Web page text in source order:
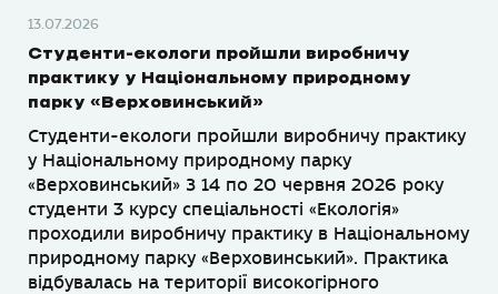
13.07.2026
Студенти-екологи пройшли виробничу
практику у Національному природному
парку «Верховинський»
Студенти-екологи пройшли виробничу практику
у Національному природному парку
«Верховинський» З 14 по 20 червня 2026 року
студенти 3 курсу спеціальності «Екологія»
проходили виробничу практику в Національному
природному парку «Верховинський». Практика
відбувалась на території високогірного